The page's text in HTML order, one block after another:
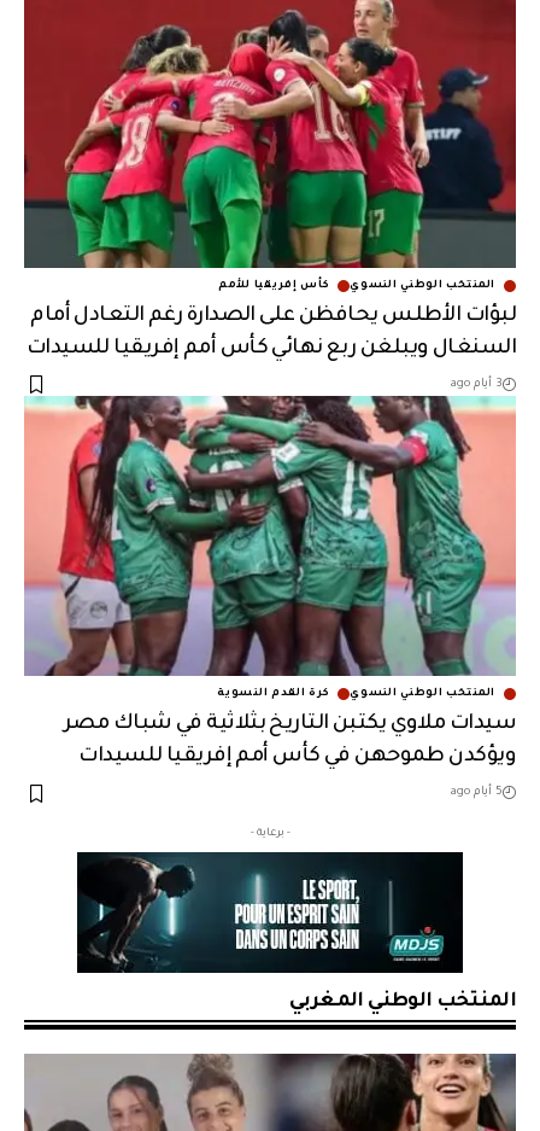
المنتخب الوطني النسوي كأس إفريقيا للأمم
لبؤات الأطلس يحافظن على الصدارة رغم التعادل أمام
السنغال ويبلغن ربع نهائي كأس أمم إفريقيا للسيدات
3 أيام ago
المنتخب الوطني النسوي كرة القدم النسوية
سيدات ملاوي يكتبن التاريخ بثلاثية في شباك مصر
ويؤكدن طموحهن في كأس أمم إفريقيا للسيدات
5 أيام ago
- برعاية -
المنتخب الوطني المغربي